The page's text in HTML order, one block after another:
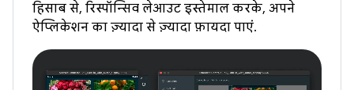
हिसाब से, रिस्पॉन्सिव लेआउट इस्तेमाल करके, अपने
ऐप्लिकेशन का ज़्यादा से ज़्यादा फ़ायदा पाएं.